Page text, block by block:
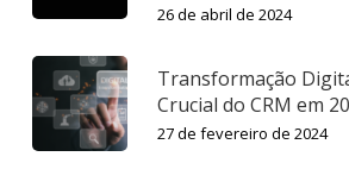
26 de abril de 2024
Transformação
Crucial do CRM em
27 de fevereiro de 2024